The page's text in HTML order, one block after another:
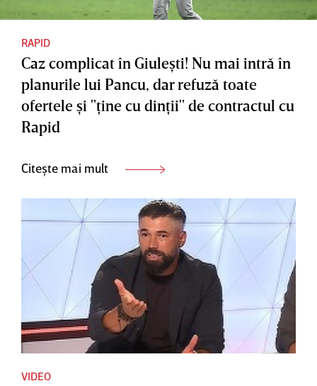
RAPID
Caz complicat în Giuleşti! Nu mai intră în
planurile lui Pancu, dar refuză toate
ofertele şi "ţine cu dinţii" de contractul cu
Rapid
Citește mai mult
VIDEO